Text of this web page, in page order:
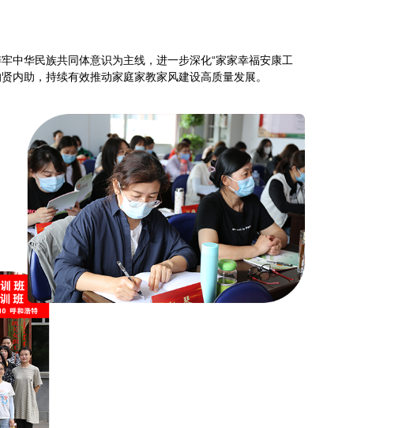
中华民族共同体意识为主线，进一步深化“家家幸福安康工
内助，持续有效推动家庭家教家风建设高质量发展。